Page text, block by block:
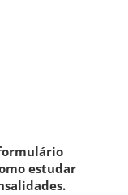
estudar